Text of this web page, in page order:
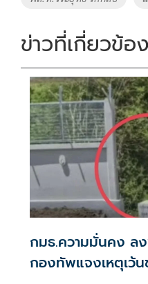
ข่าวที่เกี่ยวข้อง
กมธ.ความมั่นคง ล
กองทัพแจงเหตุเว้